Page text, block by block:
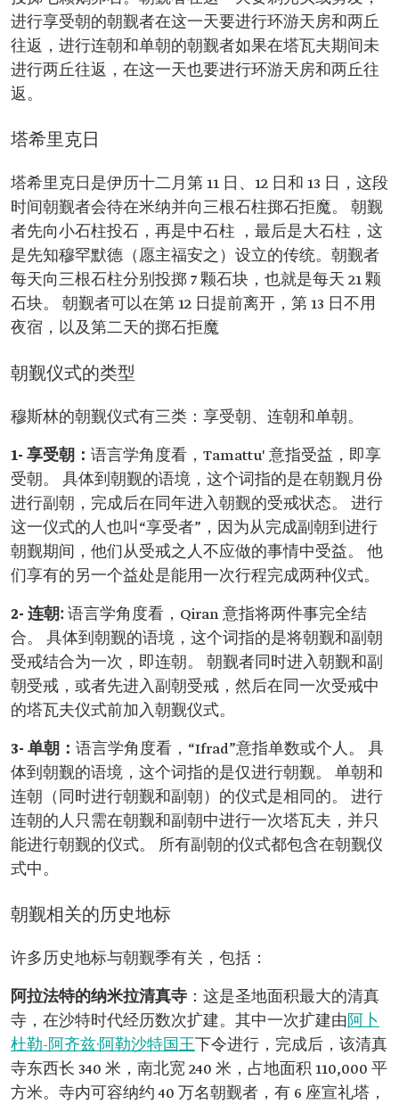
进行享受朝的朝觐者在这一天要进行环游天房和两丘
往返，进行连朝和单朝的朝觐者如果在塔瓦夫期间未
进行两丘往返，在这一天也要进行环游天房和两丘往
返。
塔希里克日
塔希里克日是伊历十二月第 11 日、12 日和 13 日，这段
时间朝觐者会待在米纳并向三根石柱掷石拒魔。 朝觐
者先向小石柱投石，再是中石柱 ，最后是大石柱，这
是先知穆罕默德（愿主福安之）设立的传统。朝觐者
每天向三根石柱分别投掷 7 颗石块，也就是每天 21 颗
石块。 朝觐者可以在第 12 日提前离开，第 13 日不用
夜宿，以及第二天的掷石拒魔
朝觐仪式的类型
穆斯林的朝觐仪式有三类：享受朝、连朝和单朝。
1- 享受朝： 语言学角度看，Tamattu' 意指受益，即享
受朝。 具体到朝觐的语境，这个词指的是在朝觐月份
进行副朝，完成后在同年进入朝觐的受戒状态。 进行
这一仪式的人也叫“享受者”，因为从完成副朝到进行
朝觐期间，他们从受戒之人不应做的事情中受益。 他
们享有的另一个益处是能用一次行程完成两种仪式。
2- 连朝:语言学角度看，Qiran 意指将两件事完全结
合。 具体到朝觐的语境，这个词指的是将朝觐和副朝
受戒结合为一次，即连朝。 朝觐者同时进入朝觐和副
朝受戒，或者先进入副朝受戒，然后在同一次受戒中
的塔瓦夫仪式前加入朝觐仪式。
3- 单朝： 语言学角度看，“Ifrad”意指单数或个人。 具
体到朝觐的语境，这个词指的是仅进行朝觐。 单朝和
连朝（同时进行朝觐和副朝）的仪式是相同的。 进行
连朝的人只需在朝觐和副朝中进行一次塔瓦夫，并只
能进行朝觐的仪式。 所有副朝的仪式都包含在朝觐仪
式中。
朝觐相关的历史地标
许多历史地标与朝觐季有关，包括：
阿拉法特的纳米拉清真寺 ：这是圣地面积最大的清真
寺，在沙特时代经历数次扩建。其中一次扩建由阿卜
杜勒-阿齐兹·阿勒沙特国王 下令进行，完成后，该清真
寺东西长 340 米，南北宽 240 米，占地面积 110,000 平
方米。寺内可容纳约 40 万名朝觐者，有 6 座宣礼塔，